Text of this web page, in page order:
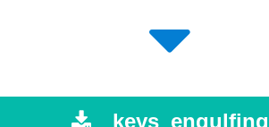
keys_engulfing